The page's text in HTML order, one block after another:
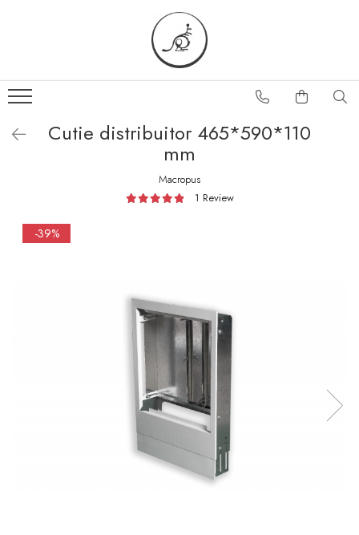
Cutie distribuitor 465*590*110
mm
Macropus
1 Review
-39%